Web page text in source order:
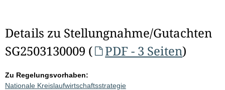
Details zu Stellungnahme/Gutachten
SG2503130009 (
PDF - 3 Seiten)
Zu Regelungsvorhaben:
Nationale Kreislaufwirtschaftsstrategie